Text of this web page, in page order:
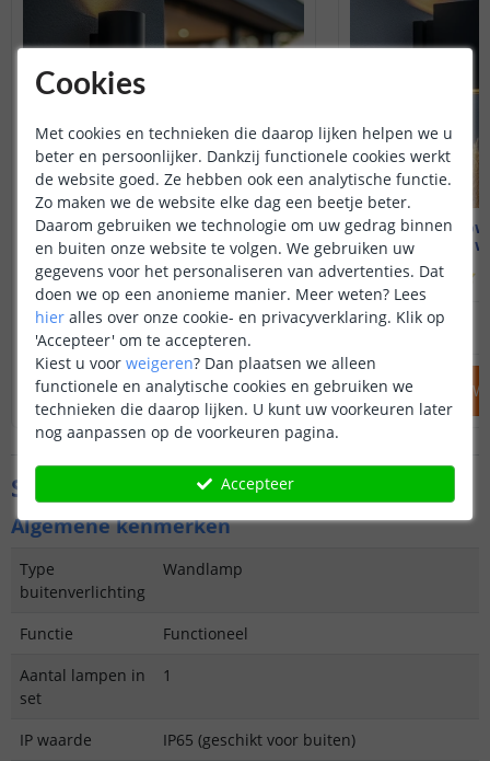
Solar up-down light Sverre
Warm wit - Rond
(215 reviews)
OP VOORRAAD 39,95
IN WINKELWAGEN
Solar up-
Warm
OP VOORRAAD
IN
beweging gaan de leds aan de
voorzijde 20 seconden op volle
De lamp gaat niet automatisch
detectie van beweging gaan de
leds aan de achterzijde en aan de
voorzijde 20 seconden op volle
sterkte branden.
Uit. De lamp brandt niet, maar
laadt wel op.
Specificaties
Algemene kenmerken
Type
buitenverlichting
Wandlamp
Functie
Functioneel
Aantal lampen in
set
1
IP waarde
IP65 (geschikt voor buiten)
Cookies
Met cookies en technieken die daarop lijken helpen we u
beter en persoonlijker. Dankzij functionele cookies werkt
de website goed. Ze hebben ook een analytische functie.
Zo maken we de website elke dag een beetje beter.
Daarom gebruiken we technologie om uw gedrag binnen
en buiten onze website te volgen. We gebruiken uw
gegevens voor het personaliseren van advertenties. Dat
doen we op een anonieme manier. Meer weten? Lees
hier alles over onze cookie- en privacyverklaring. Klik op
'Accepteer' om te accepteren.
Kiest u voor weigeren? Dan plaatsen we alleen
functionele en analytische cookies en gebruiken we
technieken die daarop lijken. U kunt uw voorkeuren later
nog aanpassen op de voorkeuren pagina.
Accepteer